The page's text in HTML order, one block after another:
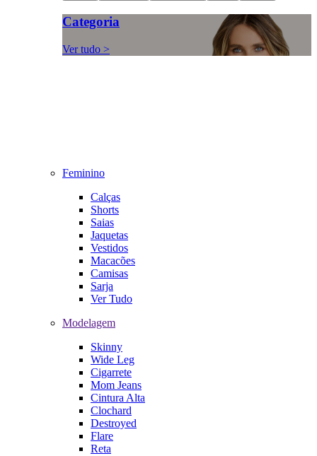
Categoria
Ver tudo >
Feminino
Calças
Shorts
Saias
Jaquetas
Vestidos
Macacões
Camisas
Sarja
Ver Tudo
Modelagem
Skinny
Wide Leg
Cigarrete
Mom Jeans
Cintura Alta
Clochard
Destroyed
Flare
Reta